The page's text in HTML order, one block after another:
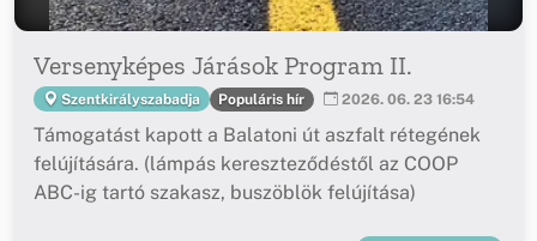
Versenyképes Járások Program II.
Szentkirályszabadja Populáris hír 2026. 06. 23 16:54
Támogatást kapott a Balatoni út aszfalt rétegének
felújítására. (lámpás kereszteződéstől az COOP
ABC-ig tartó szakasz, buszöblök felújítása)